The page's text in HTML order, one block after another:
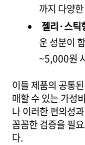
까지 다양
젤리·스틱
운 성분이
~5,000원
이들 제품의 공통
매할 수 있는 가성
나 이러한 편의성
꼼꼼한 검증을 필
다.